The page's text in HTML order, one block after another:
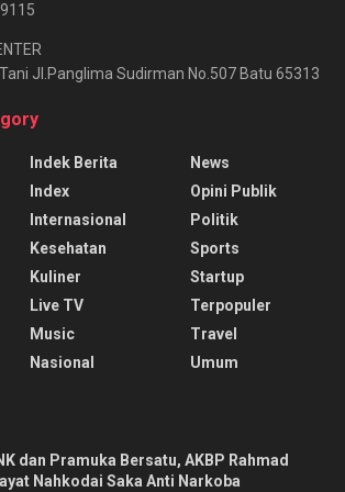
Jl.Panglima Sudirman No.507 Batu 65313
Indek Berita
Index
Internasional
Kesehatan
Kuliner
Live TV
Music
Nasional
News
Opini Publik
Politik
Sports
Startup
Terpopuler
Travel
Umum
dan Pramuka Bersatu, AKBP Rahmad
Nahkodai Saka Anti Narkoba